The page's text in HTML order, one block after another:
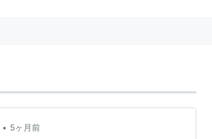
発売日:
• 5ヶ月前